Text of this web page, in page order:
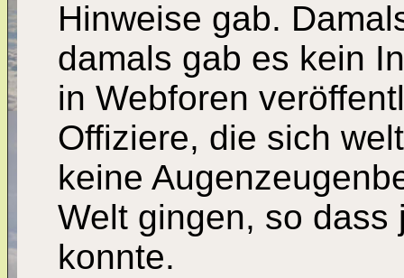
Hinweise gab.
damals gab es kein
in Webforen
Offiziere, die sich
keine
Welt gingen, so
konnte.